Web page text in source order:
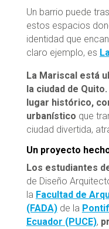
Un barrio puede
estos espacios
identidad que
claro ejemplo, es
La Mariscal está
la ciudad de
lugar histórico,
urbanístico que
ciudad divertida,
Un proyecto
Los estudiantes
de Diseño
la Facultad de
(FADA)de la
Ecuador (PUCE),